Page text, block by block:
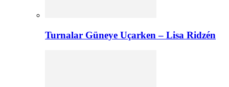
Turnalar Güneye Uçarken – Lisa Ridzén